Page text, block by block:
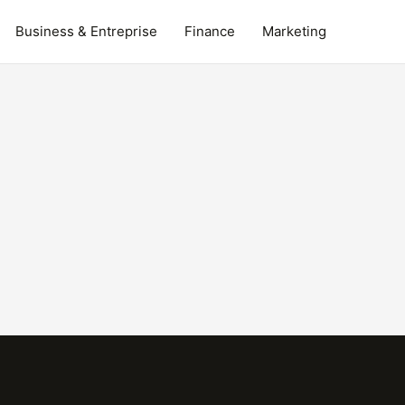
Business & Entreprise Finance Marketing